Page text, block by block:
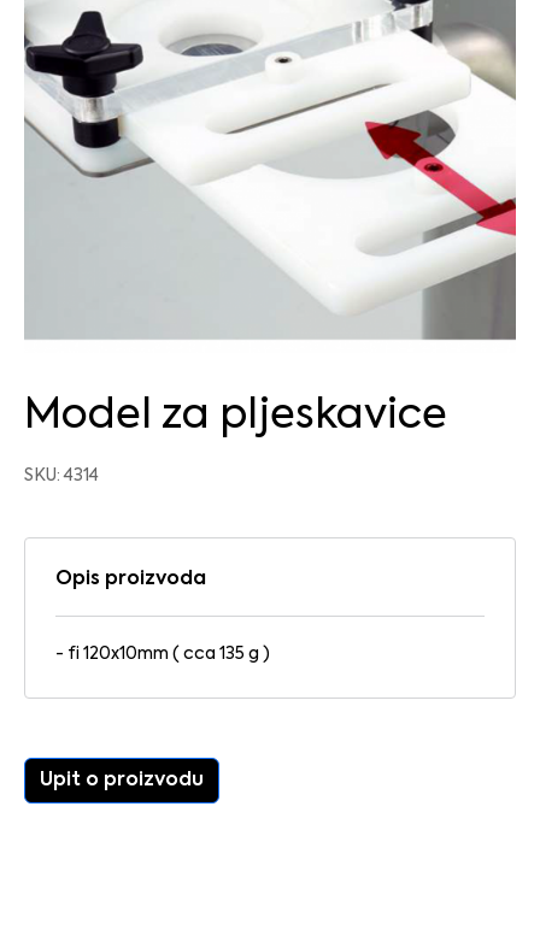
Model za pljeskavice
SKU: 4314
Opis proizvoda
- fi 120x10mm ( cca 135 g )
Upit o proizvodu